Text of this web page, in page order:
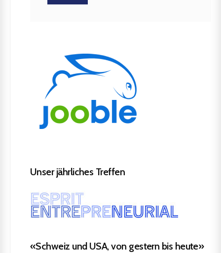
Unser jährliches Treffen
«Schweiz und USA, von gestern bis heute»